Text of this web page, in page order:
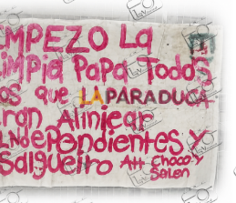
Humano y Bien Común.